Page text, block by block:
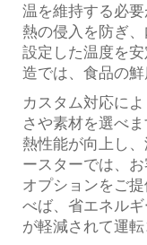
温を維持する必
熱の侵入を防ぎ、
設定した温度を
造では、食品の鮮
カスタム対応に
さや素材を選べ
熱性能が向上し
ースターでは、
オプションをご
べば、省エネル
が軽減されて運